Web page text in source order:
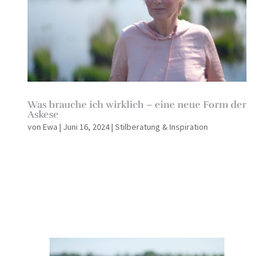
Was brauche ich wirklich – eine neue Form der
Askese
von Ewa | Juni 16, 2024| Stilberatung & Inspiration